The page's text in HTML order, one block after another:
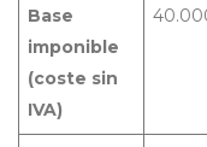
Base
imponible
(coste sin
IVA)